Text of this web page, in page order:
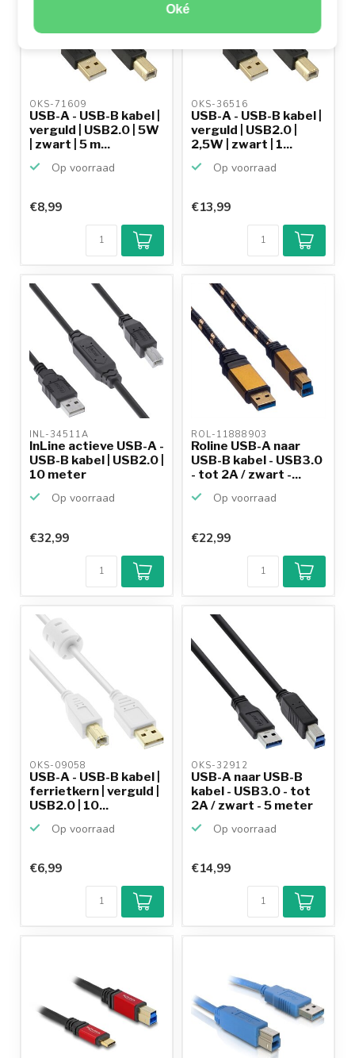
Oké
OKS-71609
USB-A - USB-B kabel |
verguld | USB2.0 | 5W
| zwart | 5 m...
Op voorraad
€8,99
OKS-36516
USB-A - USB-B kabel |
verguld | USB2.0 |
2,5W | zwart | 1...
Op voorraad
€13,99
INL-34511A
InLine actieve USB-A -
USB-B kabel | USB2.0 |
10 meter
Op voorraad
€32,99
ROL-11888903
Roline USB-A naar
USB-B kabel - USB3.0
- tot 2A / zwart -...
Op voorraad
€22,99
OKS-09058
USB-A - USB-B kabel |
ferrietkern | verguld |
USB2.0 | 10...
Op voorraad
€6,99
OKS-32912
USB-A naar USB-B
kabel - USB3.0 - tot
2A / zwart - 5 meter
Op voorraad
€14,99